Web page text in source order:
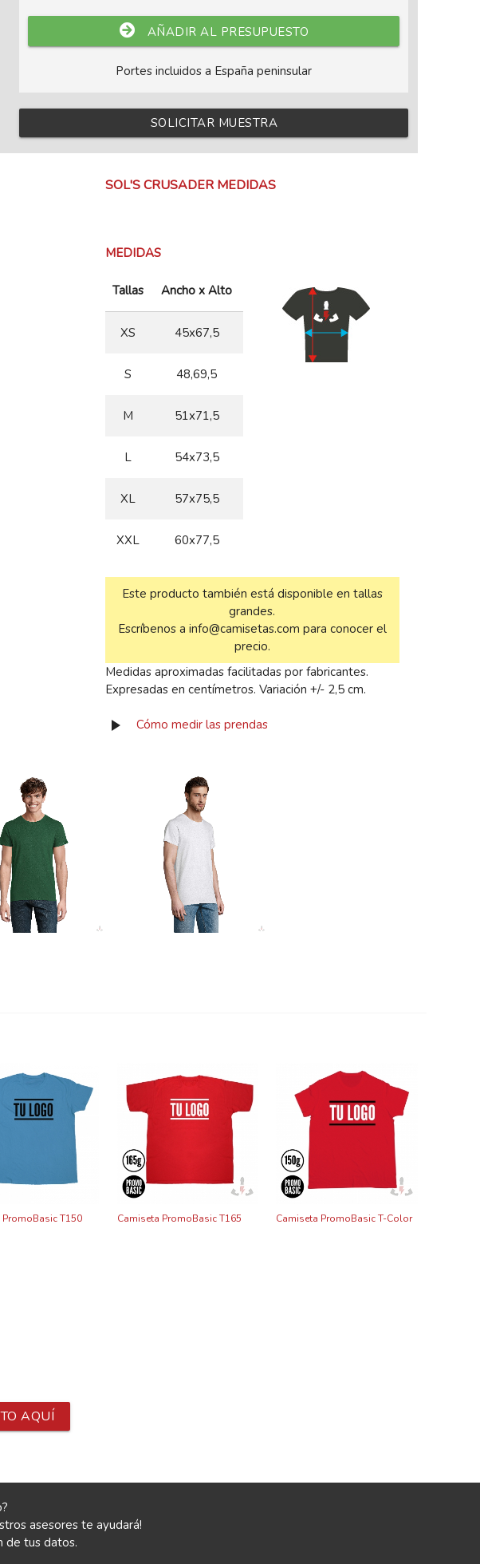
AÑADIR AL PRESUPUESTO
Portes incluidos a España peninsular
SOLICITAR MUESTRA
SOL'S CRUSADER MEDIDAS
MEDIDAS
Tallas Ancho x Alto
XS 45x67,5
S 48,69,5
M 51x71,5
L 54x73,5
XL 57x75,5
XXL 60x77,5
Este producto también está disponible en tallas
grandes.
Escríbenos a info@camisetas.com para conocer el
precio.
Medidas aproximadas facilitadas por fabricantes.
Expresadas en centímetros. Variación +/- 2,5 cm.
 Cómo medir las prendas
PromoBasic T150 Camiseta PromoBasic T165 Camiseta PromoBasic T-Color
AQUÍ
asesores te ayudará!
de tus datos.